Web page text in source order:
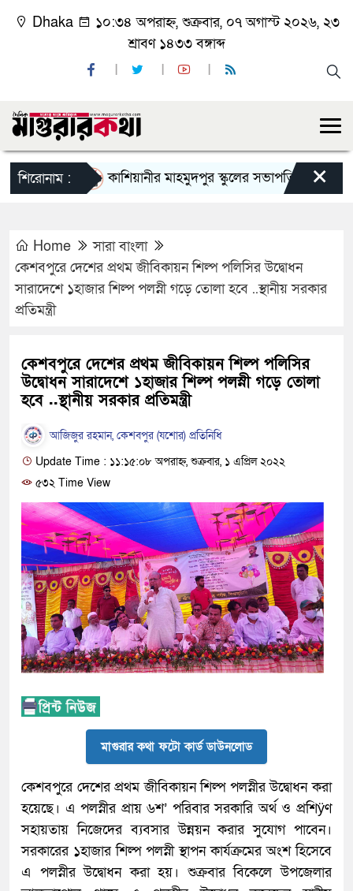
Dhaka
১০:৩৪ অপরাহ্ন, শুক্রবার, ০৭ অগাস্ট ২০২৬, ২৩
শ্রাবণ ১৪৩৩ বঙ্গাব্দ
শিরোনাম : কাশিয়ানীর মাহমুদপুর স্কুলের সভাপতি হলেন গোবিন্দ
×
Home
সারা বাংলা
কেশবপুরে দেশের প্রথম জীবিকায়ন শিল্প পলিসির উদ্বোধন
সারাদেশে ১হাজার শিল্প পলস্নী গড়ে তোলা হবে ..স্থানীয় সরকার
প্রতিমন্ত্রী
কেশবপুরে দেশের প্রথম জীবিকায়ন শিল্প পলিসির
উদ্বোধন সারাদেশে ১হাজার শিল্প পলস্নী গড়ে তোলা
হবে ..স্থানীয় সরকার প্রতিমন্ত্রী
আজিজুর রহমান, কেশবপুর (যশোর) প্রতিনিধি
Update Time : ১১:১৫:০৮ অপরাহ্ন, শুক্রবার, ১ এপ্রিল ২০২২
৫৩২ Time View
মাগুরার কথা ফটো কার্ড ডাউনলোড
কেশবপুরে দেশের প্রথম জীবিকায়ন শিল্প পলস্নীর উদ্বোধন করা
হয়েছে। এ পলস্নীর প্রায় ৬শ’ পরিবার সরকারি অর্থ ও প্রশিÿণ
সহায়তায় নিজেদের ব্যবসার উন্নয়ন করার সুযোগ পাবেন।
সরকারের ১হাজার শিল্প পলস্নী স্থাপন কার্যক্রমের অংশ হিসেবে
এ পলস্নীর উদ্বোধন করা হয়। শুক্রবার বিকেলে উপজেলার